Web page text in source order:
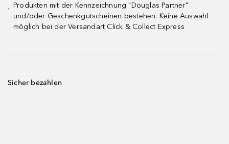
¹
Produkten mit der Kennzeichnung "Douglas Partner"
und/oder Geschenkgutscheinen bestehen. Keine Auswahl
möglich bei der Versandart Click & Collect Express
Sicher bezahlen